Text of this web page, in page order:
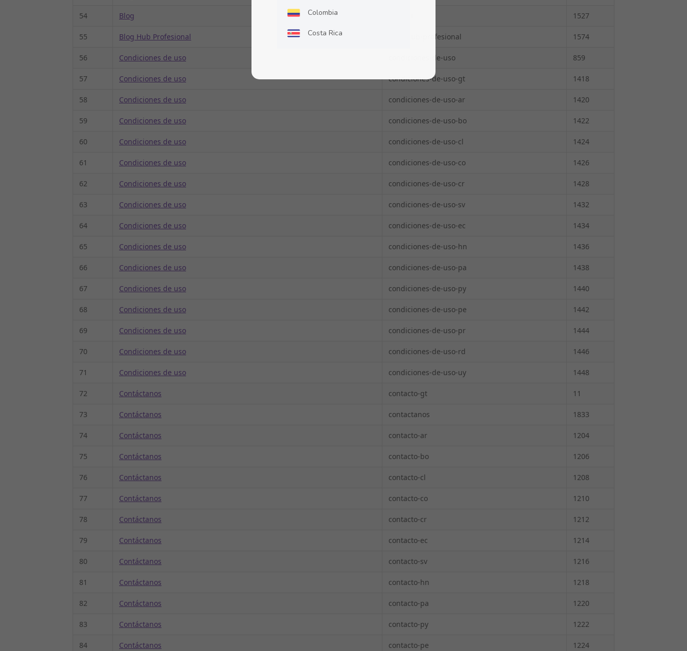
Colombia
Costa Rica
54 Blog 1527
55 Blog Hub Profesional blog-hub-profesional 1574
56 Condiciones de uso condiciones-de-uso 859
57 Condiciones de uso condiciones-de-uso-gt 1418
58 Condiciones de uso condiciones-de-uso-ar 1420
59 Condiciones de uso condiciones-de-uso-bo 1422
60 Condiciones de uso condiciones-de-uso-cl 1424
61 Condiciones de uso condiciones-de-uso-co 1426
62 Condiciones de uso condiciones-de-uso-cr 1428
63 Condiciones de uso condiciones-de-uso-sv 1432
64 Condiciones de uso condiciones-de-uso-ec 1434
65 Condiciones de uso condiciones-de-uso-hn 1436
66 Condiciones de uso condiciones-de-uso-pa 1438
67 Condiciones de uso condiciones-de-uso-py 1440
68 Condiciones de uso condiciones-de-uso-pe 1442
69 Condiciones de uso condiciones-de-uso-pr 1444
70 Condiciones de uso condiciones-de-uso-rd 1446
71 Condiciones de uso condiciones-de-uso-uy 1448
72 Contáctanos contacto-gt 11
73 Contáctanos contactanos 1833
74 Contáctanos contacto-ar 1204
75 Contáctanos contacto-bo 1206
76 Contáctanos contacto-cl 1208
77 Contáctanos contacto-co 1210
78 Contáctanos contacto-cr 1212
79 Contáctanos contacto-ec 1214
80 Contáctanos contacto-sv 1216
81 Contáctanos contacto-hn 1218
82 Contáctanos contacto-pa 1220
83 Contáctanos contacto-py 1222
84 Contáctanos contacto-pe 1224